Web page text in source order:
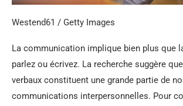
Westend61 / Getty Images
La communication implique bien plus que
parlez ou écrivez. La recherche suggère
verbaux constituent une grande partie de
communications interpersonnelles. Pour